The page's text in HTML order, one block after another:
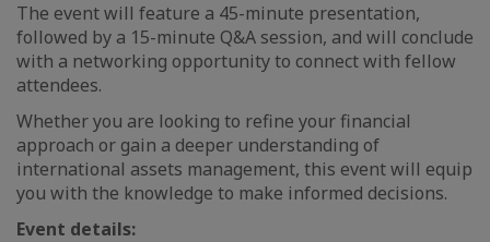
The event will feature a 45-minute presentation,
followed by a 15-minute Q&A session, and will conclude
with a networking opportunity to connect with fellow
attendees.
Whether you are looking to refine your financial
approach or gain a deeper understanding of
international assets management, this event will equip
you with the knowledge to make informed decisions.
Event details: